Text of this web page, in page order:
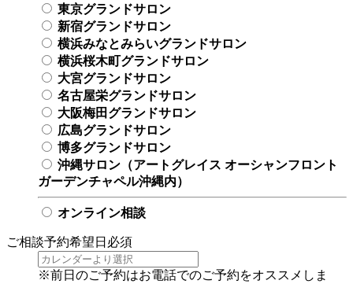
東京グランドサロン
新宿グランドサロン
横浜みなとみらいグランドサロン
横浜桜木町グランドサロン
大宮グランドサロン
名古屋栄グランドサロン
大阪梅田グランドサロン
広島グランドサロン
博多グランドサロン
沖縄サロン（アートグレイス オーシャンフロント
ガーデンチャペル沖縄内）
オンライン相談
ご相談予約希望日 必須
※前日のご予約はお電話でのご予約をオススメしま